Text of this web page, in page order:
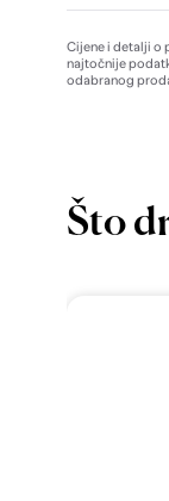
Cijene i detalji o
najtočnije
odabranog
Što